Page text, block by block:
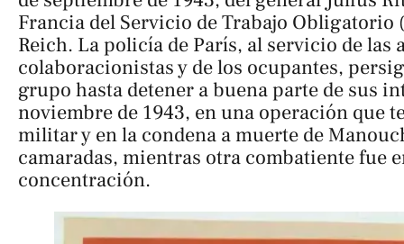
Francia del Servicio de Trabajo Obligatorio
Reich. La policía de París, al servicio de las
colaboracionistas y de los ocupantes,
grupo hasta detener a buena parte de sus
noviembre de 1943, en una operación que
militar y en la condena a muerte de
camaradas, mientras otra combatiente fue
concentración.